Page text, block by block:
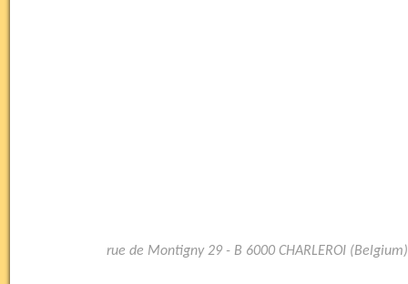
rue de Montigny 29 - B 6000 CHARLEROI